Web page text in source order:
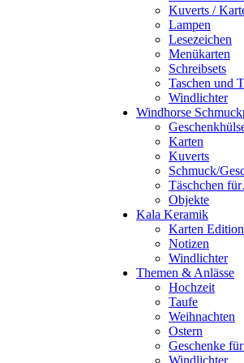
Kuverts /
Lampen
Lesezeichen
Menükarten
Schreibsets
Taschen und
Windlichter
Windhorse
Karten
Kuverts
Schmuck/
Täschchen
Objekte
Kala Keramik
Karten Edition
Notizen
Windlichter
Themen & Anlässe
Hochzeit
Taufe
Weihnachten
Ostern
Geschenke
Windlichter